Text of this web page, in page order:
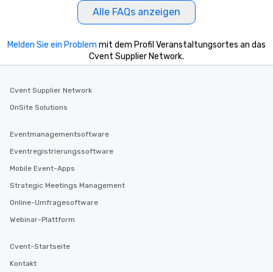
Alle FAQs anzeigen
Melden Sie ein Problem mit dem Profil Veranstaltungsortes an das
Cvent Supplier Network.
Cvent Supplier Network
OnSite Solutions
Eventmanagementsoftware
Eventregistrierungssoftware
Mobile Event-Apps
Strategic Meetings Management
Online-Umfragesoftware
Webinar-Plattform
Cvent-Startseite
Kontakt